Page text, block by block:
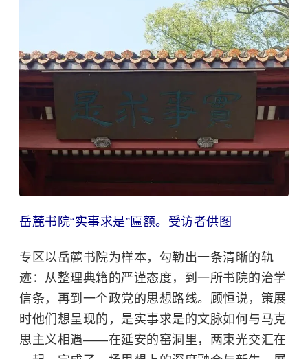
岳麓书院“实事求是”匾额。受访者供图
专区以岳麓书院为样本，勾勒出一条清晰的轨
迹：从整理典籍的严谨态度，到一所书院的治学
信条，再到一个政党的思想路线。顾恒说，策展
时他们想呈现的，是实事求是的文脉如何与马克
思主义相遇——在延安的窑洞里，两束光交汇在